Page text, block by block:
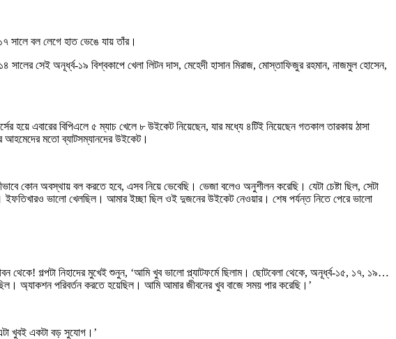
সালে বল লেগে হাত ভেঙে যায় তাঁর।
সেই অনূর্ধ্ব-১৯ বিশ্বকাপে খেলা লিটন দাস, মেহেদী হাসান মিরাজ, মোস্তাফিজুর রহমান, নাজমুল হোসেন,
হয়ে এবারের বিপিএলে ৫ ম্যাচ খেলে ৮ উইকেট নিয়েছেন, যার মধ্যে ৪টিই নিয়েছেন গতকাল তারকায় ঠাসা
আহমেদের মতো ব্যাটসম্যানদের উইকেট।
কোন অবস্থায় বল করতে হবে, এসব নিয়ে ভেবেছি। ভেজা বলেও অনুশীলন করেছি। যেটা চেষ্টা ছিল, সেটা
ইফতিখারও ভালো খেলছিল। আমার ইচ্ছা ছিল ওই দুজনের উইকেট নেওয়ার। শেষ পর্যন্ত নিতে পেরে ভালো
থেকে! গল্পটা নিহাদের মুখেই শুনুন, ‘আমি খুব ভালো প্ল্যাটফর্মে ছিলাম। ছোটবেলা থেকে, অনূর্ধ্ব-১৫, ১৭, ১৯…
অ্যাকশন পরিবর্তন করতে হয়েছিল। আমি আমার জীবনের খুব বাজে সময় পার করেছি।’
খুবই একটা বড় সুযোগ।’